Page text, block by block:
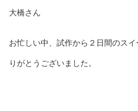
大橋さん
お忙しい中、試作から２日間のス
りがとうございました。